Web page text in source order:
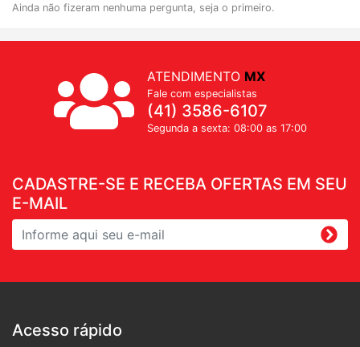
Ainda não fizeram nenhuma pergunta, seja o primeiro.
CADASTRE-SE E RECEBA OFERTAS EM SEU
E-MAIL
ATENDIMENTO MX
Fale com especialistas
(41) 3586-6107
Segunda a sexta: 08:00 as 17:00
Acesso rápido